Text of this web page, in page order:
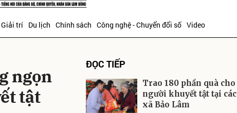
Giải trí Du lịch Chính sách Công nghệ - Chuyển đổi số Video
ngọn
tật
ĐỌC TIẾP
Trao 180 phần quà cho
người khuyết tật tại các
xã Bảo Lâm